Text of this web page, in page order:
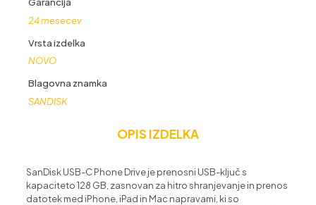
24 mesecev
Vrsta izdelka
NOVO
Blagovna znamka
SANDISK
OPIS IZDELKA
SanDisk USB-C Phone Drive je prenosni USB-ključ s
kapaciteto 128 GB, zasnovan za hitro shranjevanje in prenos
datotek med iPhone, iPad in Mac napravami, ki so